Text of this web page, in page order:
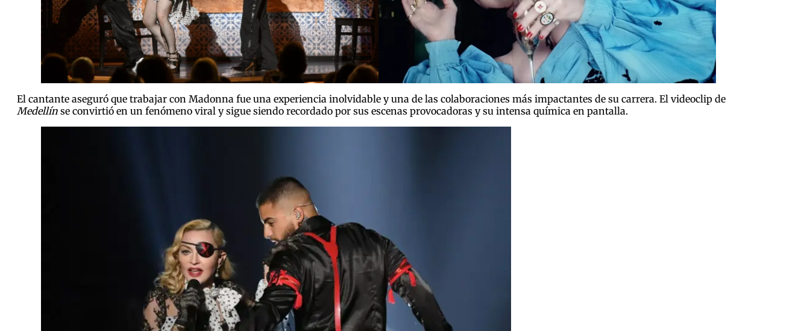
El cantante aseguró que trabajar con Madonna fue una experiencia inolvidable y una de las colaboraciones más impactantes de su carrera. El videoclip de
Medellín se convirtió en un fenómeno viral y sigue siendo recordado por sus escenas provocadoras y su intensa química en pantalla.